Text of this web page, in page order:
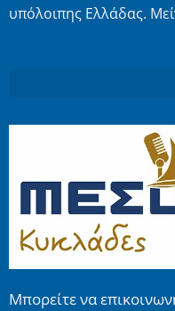
υπόλοιπης Ελλάδας.
Μπορείτε να